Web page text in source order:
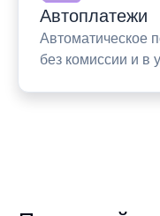
Автоплатежи
Автоматическое
без комиссии и в